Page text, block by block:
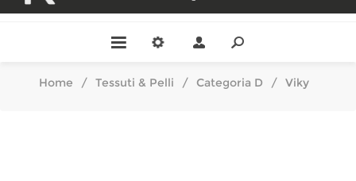
Home / Tessuti & Pelli / Categoria D / Viky